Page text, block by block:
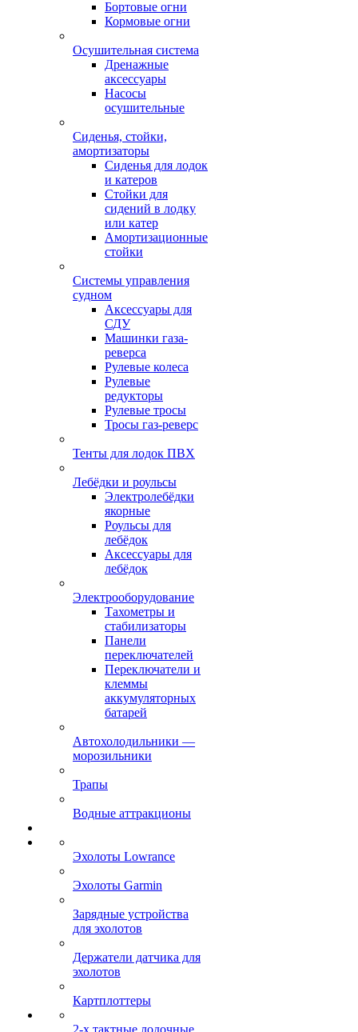
Бортовые огни
Кормовые огни
Осушительная система
Дренажные
аксессуары
Насосы
осушительные
Сиденья, стойки,
амортизаторы
Сиденья для лодок
и катеров
Стойки для
сидений в лодку
или катер
Амортизационные
стойки
Системы управления
судном
Аксессуары для
СДУ
Машинки газа-
реверса
Рулевые колеса
Рулевые
редукторы
Рулевые тросы
Тросы газ-реверс
Тенты для лодок ПВХ
Лебёдки и роульсы
Электролебёдки
якорные
Роульсы для
лебёдок
Аксессуары для
лебёдок
Электрооборудование
Тахометры и
стабилизаторы
Панели
переключателей
Переключатели и
клеммы
аккумуляторных
батарей
Автохолодильники —
морозильники
Трапы
Водные аттракционы
Эхолоты Lowrance
Эхолоты Garmin
Зарядные устройства
для эхолотов
Держатели датчика для
эхолотов
Картплоттеры
2-х тактные лодочные